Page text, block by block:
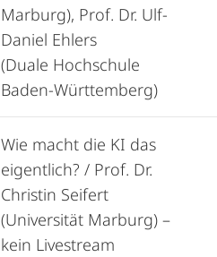
Marburg), Prof. Dr. Ulf-
Daniel Ehlers
(Duale Hochschule
Baden-Württemberg)
Wie macht die KI das
eigentlich? / Prof. Dr.
Christin Seifert
(Universität Marburg) –
kein Livestream